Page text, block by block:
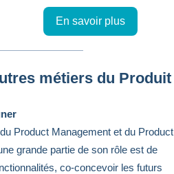
En savoir plus
métiers du Produit
Product Management et du Product
grande partie de son rôle est de
co-concevoir les futurs